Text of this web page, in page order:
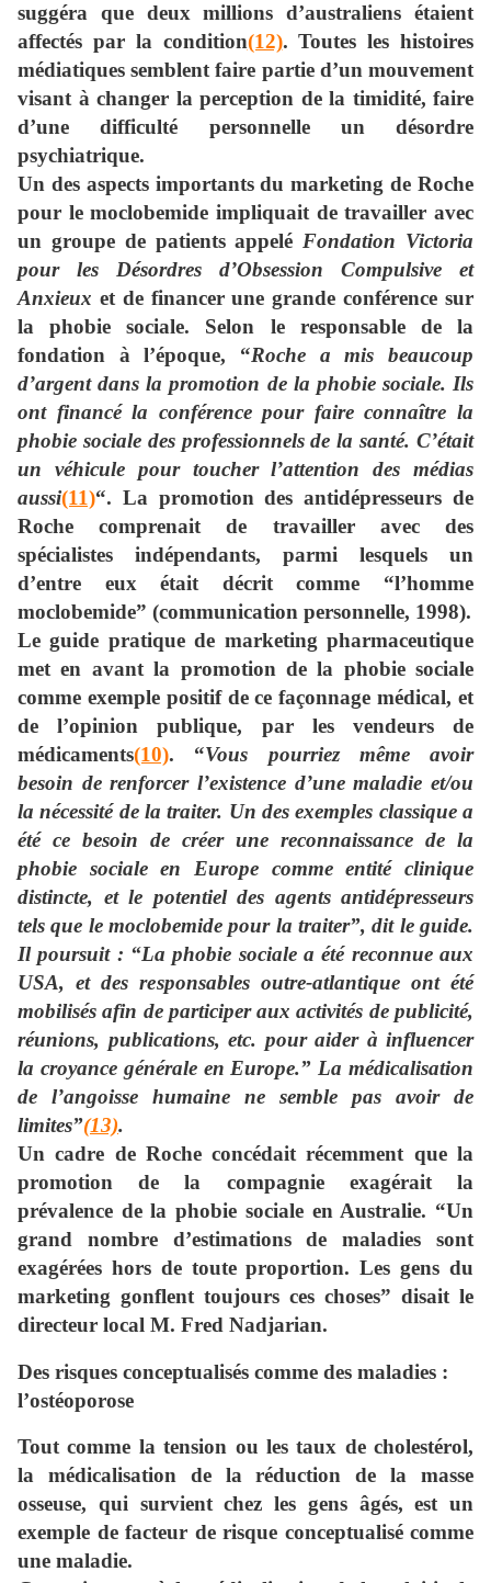
suggéra que deux millions d’australiens étaient
affectés par la condition(12). Toutes les histoires
médiatiques semblent faire partie d’un mouvement
visant à changer la perception de la timidité, faire
d’une difficulté personnelle un désordre
psychiatrique.
Un des aspects importants du marketing de Roche
pour le moclobemide impliquait de travailler avec
un groupe de patients appeléFondation Victoria
pour les Désordres d’Obsession Compulsive et
Anxieux et de financer une grande conférence sur
la phobie sociale. Selon le responsable de la
fondation à l’époque, “Roche a mis beaucoup
d’argent dans la promotion de la phobie sociale. Ils
ont financé la conférence pour faire connaître la
phobie sociale des professionnels de la santé. C’était
un véhicule pour toucher l’attention des médias
aussi(11)“. La promotion des antidépresseurs de
Roche comprenait de travailler avec des
spécialistes indépendants, parmi lesquels un
d’entre eux était décrit comme “l’homme
moclobemide” (communication personnelle, 1998).
Le guide pratique de marketing pharmaceutique
met en avant la promotion de la phobie sociale
comme exemple positif de ce façonnage médical, et
de l’opinion publique, par les vendeurs de
médicaments(10). “Vous pourriez même avoir
besoin de renforcer l’existence d’une maladie et/ou
la nécessité de la traiter. Un des exemples classique a
été ce besoin de créer une reconnaissance de la
phobie sociale en Europe comme entité clinique
distincte, et le potentiel des agents antidépresseurs
tels que le moclobemide pour la traiter”, dit le guide.
Il poursuit : “La phobie sociale a été reconnue aux
USA, et des responsables outre-atlantique ont été
mobilisés afin de participer aux activités de publicité,
réunions, publications, etc. pour aider à influencer
la croyance générale en Europe.” La médicalisation
de l’angoisse humaine ne semble pas avoir de
limites”(13).
Un cadre de Roche concédait récemment que la
promotion de la compagnie exagérait la
prévalence de la phobie sociale en Australie. “Un
grand nombre d’estimations de maladies sont
exagérées hors de toute proportion. Les gens du
marketing gonflent toujours ces choses” disait le
directeur local M. Fred Nadjarian.
Des risques conceptualisés comme des maladies :
l’ostéoporose
Tout comme la tension ou les taux de cholestérol,
la médicalisation de la réduction de la masse
osseuse, qui survient chez les gens âgés, est un
exemple de facteur de risque conceptualisé comme
une maladie.